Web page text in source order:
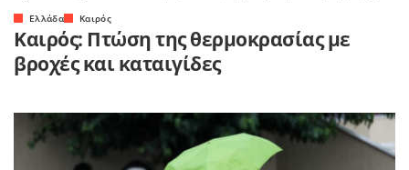
Ελλάδα Καιρός
Καιρός: Πτώση της θερμοκρασίας με
βροχές και καταιγίδες